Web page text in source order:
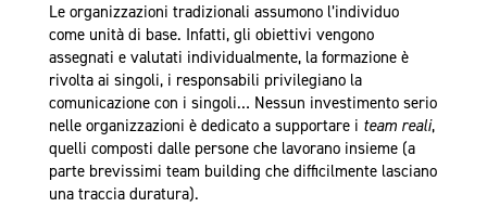
Le organizzazioni tradizionali assumono l’individuo
come unità di base. Infatti, gli obiettivi vengono
assegnati e valutati individualmente, la formazione è
rivolta ai singoli, i responsabili privilegiano la
comunicazione con i singoli… Nessun investimento serio
nelle organizzazioni è dedicato a supportare i team reali,
quelli composti dalle persone che lavorano insieme (a
parte brevissimi team building che difficilmente lasciano
una traccia duratura).